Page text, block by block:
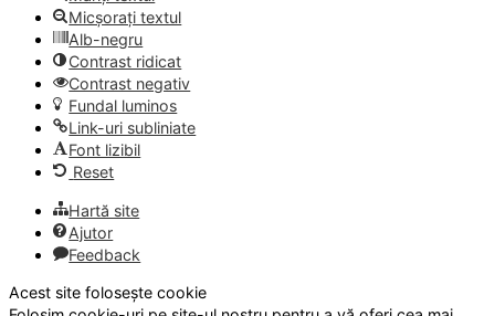
Micșorați textul
Alb-negru
Contrast ridicat
Contrast negativ
Fundal luminos
Link-uri subliniate
Font lizibil
Reset
Hartă site
Ajutor
Feedback
Acest site folosește cookie